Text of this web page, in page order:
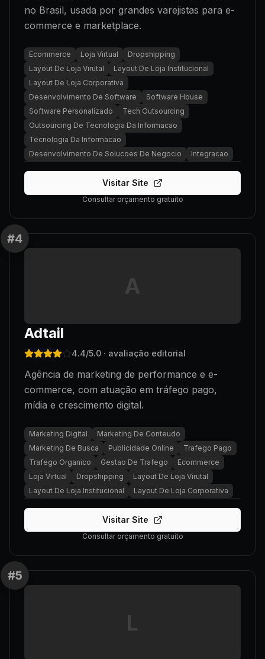
no Brasil, usada por grandes varejistas para e-
commerce e marketplace.
Ecommerce Loja Virtual
Dropshipping
Layout De Loja Virutal
Layout De Loja Institucional
Layout De Loja Corporativa
Desenvolvimento De Software
Software House
Software Personalizado
Tech Outsourcing
Outsourcing De Tecnologia Da Informacao
Tecnologia Da Informacao
Desenvolvimento De Solucoes De Negocio
Integracao
Visitar Site
Consultar orçamento gratuito
#4
A
Adtail
4.4/5.0 · avaliação editorial
Agência de marketing de performance e e-
commerce, com atuação em tráfego pago,
mídia e crescimento digital.
Marketing Digital
Marketing De Conteudo
Marketing De Busca
Publicidade Online
Trafego Pago
Trafego Organico
Gestao De Trafego
Ecommerce
Loja Virtual
Dropshipping
Layout De Loja Virutal
Layout De Loja Institucional
Layout De Loja Corporativa
Visitar Site
Consultar orçamento gratuito
#5
L